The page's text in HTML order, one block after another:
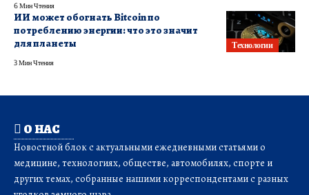
6 Мин Чтения
Технологии
ИИ может обогнать Bitcoin по
потреблению энергии: что это значит
для планеты
3 Мин Чтения
О НАС
Новостной блок с актуальными ежедневными статьями о
медицине, технологиях, обществе, автомобилях, спорте и
других темах, собранные нашими корреспондентами с разных